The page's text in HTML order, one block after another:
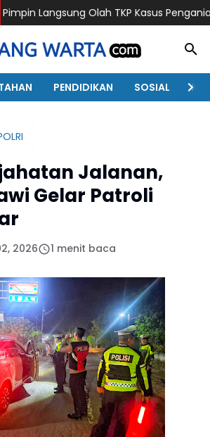
TKP Kasus Penganiayaan Berujung
PENDIDIKAN SOSIAL
Jalanan,
Gelar Patroli
2026 1 menit baca